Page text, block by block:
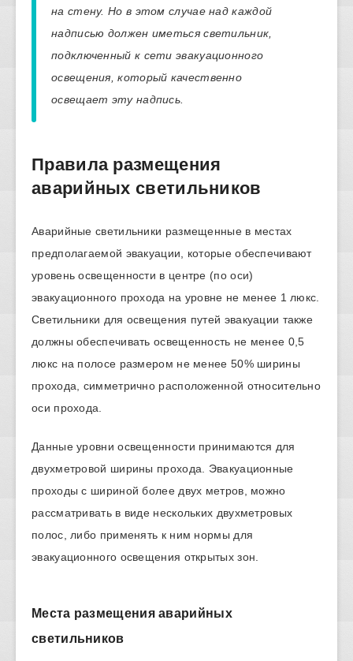
на стену. Но в этом случае над каждой
надписью должен иметься светильник,
подключенный к сети эвакуационного
освещения, который качественно
освещает эту надпись.
Правила размещения
аварийных светильников
Аварийные светильники размещенные в местах
предполагаемой эвакуации, которые обеспечивают
уровень освещенности в центре (по оси)
эвакуационного прохода на уровне не менее 1 люкс.
Светильники для освещения путей эвакуации также
должны обеспечивать освещенность не менее 0,5
люкс на полосе размером не менее 50% ширины
прохода, симметрично расположенной относительно
оси прохода.
Данные уровни освещенности принимаются для
двухметровой ширины прохода. Эвакуационные
проходы с шириной более двух метров, можно
рассматривать в виде нескольких двухметровых
полос, либо применять к ним нормы для
эвакуационного освещения открытых зон.
Места размещения аварийных
светильников